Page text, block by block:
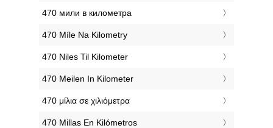
‎470 мили в километра
‎470 Míle Na Kilometry
‎470 Niles Til Kilometer
‎470 Meilen In Kilometer
‎470 μίλια σε χιλιόμετρα
‎470 Millas En Kilómetros